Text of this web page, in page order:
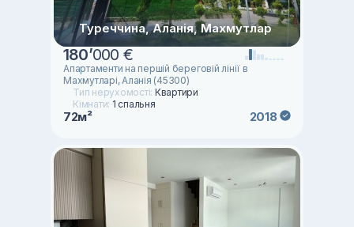
Туреччина, Аланія, Махмутлар
180’000 €
Апартаменти на першій береговій лінії в
Махмутларі, Аланія (45300)
Тип нерухомості: Квартири
Кімнати: 1 спальня
72м² 2018